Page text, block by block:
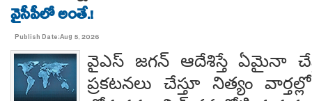
వైసీపీలో అంతే.!
Publish Date:Aug 5, 2026
వైఎస్ జగన్ ఆదేశిస్తే ఏమైనా
ప్రకటనలు చేస్తూ నిత్యం